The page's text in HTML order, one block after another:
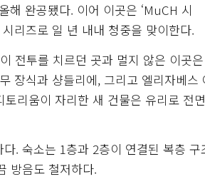
해 완공됐다. 이어 이곳은 ‘MuCH 시
리즈로 일 년 내내 청중을 맞이한다.
전투를 치르던 곳과 멀지 않은 이곳
장식과 샹들리에, 그리고 엘리자베스
리움이 자리한 새 건물은 유리로 전
. 숙소는 1층과 2층이 연결된 복층 구
방음도 철저하다.